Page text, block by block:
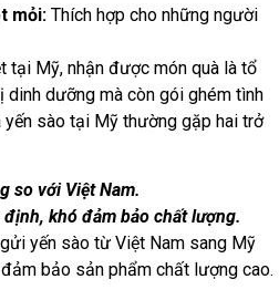
mỏi: Thích hợp cho những người
Mỹ, nhận được món quà là tổ
dinh dưỡng mà còn gói ghém tình
yến sào tại Mỹ thường gặp hai trở
so với Việt Nam.
khó đảm bảo chất lượng.
yến sào từ Việt Nam sang Mỹ
bảo sản phẩm chất lượng cao.